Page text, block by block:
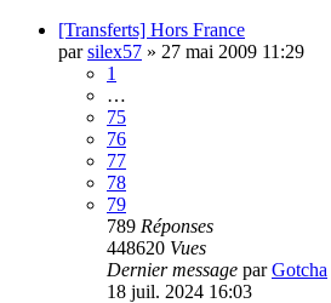
[Transferts] Hors France
parsilex57 » 27 mai 2009 11:29
1
…
75
76
77
78
79
789 Réponses
448620 Vues
Dernier message parGotcha
18 juil. 2024 16:03